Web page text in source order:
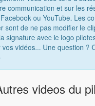
communication et sur les
ou YouTube. Les
sont de ne pas modifier le
signature avec le logo
vidéos... Une question ?
videos du